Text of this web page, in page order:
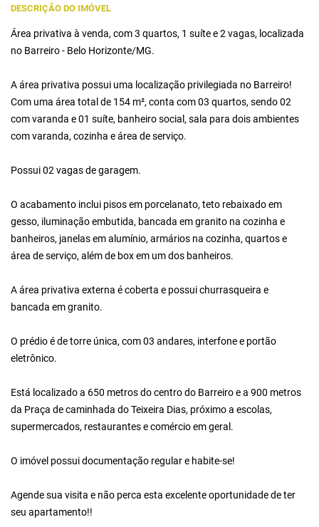
DESCRIÇÃO DO IMÓVEL
Área privativa à venda, com 3 quartos, 1 suíte e 2 vagas, localizada
no Barreiro - Belo Horizonte/MG.
A área privativa possui uma localização privilegiada no Barreiro!
Com uma área total de 154 m², conta com 03 quartos, sendo 02
com varanda e 01 suíte, banheiro social, sala para dois ambientes
com varanda, cozinha e área de serviço.
Possui 02 vagas de garagem.
O acabamento inclui pisos em porcelanato, teto rebaixado em
gesso, iluminação embutida, bancada em granito na cozinha e
banheiros, janelas em alumínio, armários na cozinha, quartos e
área de serviço, além de box em um dos banheiros.
A área privativa externa é coberta e possui churrasqueira e
bancada em granito.
O prédio é de torre única, com 03 andares, interfone e portão
eletrônico.
Está localizado a 650 metros do centro do Barreiro e a 900 metros
da Praça de caminhada do Teixeira Dias, próximo a escolas,
supermercados, restaurantes e comércio em geral.
O imóvel possui documentação regular e habite-se!
Agende sua visita e não perca esta excelente oportunidade de ter
seu apartamento!!